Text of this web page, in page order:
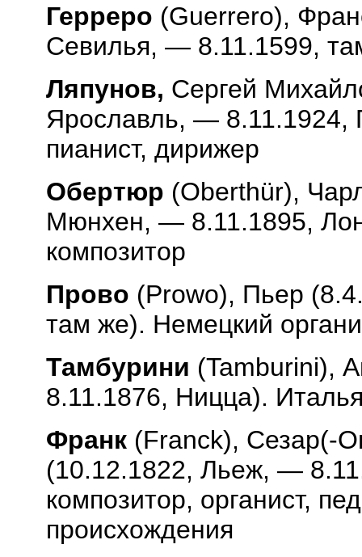
Герреро (Guerrero),
Севилья, — 8.11.1599,
Ляпунов, Сергей
Ярославль, — 8.11.1924,
пианист, дирижер
Обертюр (Oberthür),
Мюнхен, — 8.11.1895,
композитор
Прово (Prowo), Пьер
там же). Немецкий
Тамбурини (Tamburini),
8.11.1876, Ницца).
Франк (Franck), Сезар(-
(10.12.1822, Льеж, —
композитор, органист,
происхождения